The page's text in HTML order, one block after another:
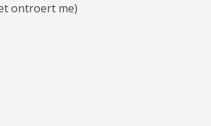
ontroert me)